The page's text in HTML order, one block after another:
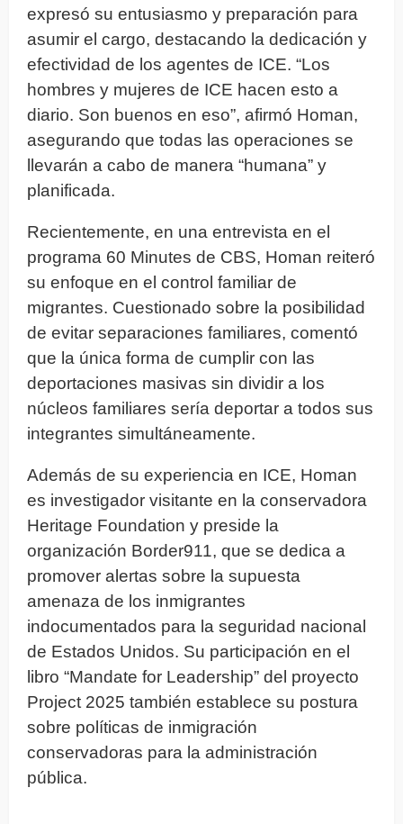
expresó su entusiasmo y preparación para
asumir el cargo, destacando la dedicación y
efectividad de los agentes de ICE. “Los
hombres y mujeres de ICE hacen esto a
diario. Son buenos en eso”, afirmó Homan,
asegurando que todas las operaciones se
llevarán a cabo de manera “humana” y
planificada.
Recientemente, en una entrevista en el
programa 60 Minutes de CBS, Homan reiteró
su enfoque en el control familiar de
migrantes. Cuestionado sobre la posibilidad
de evitar separaciones familiares, comentó
que la única forma de cumplir con las
deportaciones masivas sin dividir a los
núcleos familiares sería deportar a todos sus
integrantes simultáneamente.
Además de su experiencia en ICE, Homan
es investigador visitante en la conservadora
Heritage Foundation y preside la
organización Border911, que se dedica a
promover alertas sobre la supuesta
amenaza de los inmigrantes
indocumentados para la seguridad nacional
de Estados Unidos. Su participación en el
libro “Mandate for Leadership” del proyecto
Project 2025 también establece su postura
sobre políticas de inmigración
conservadoras para la administración
pública.